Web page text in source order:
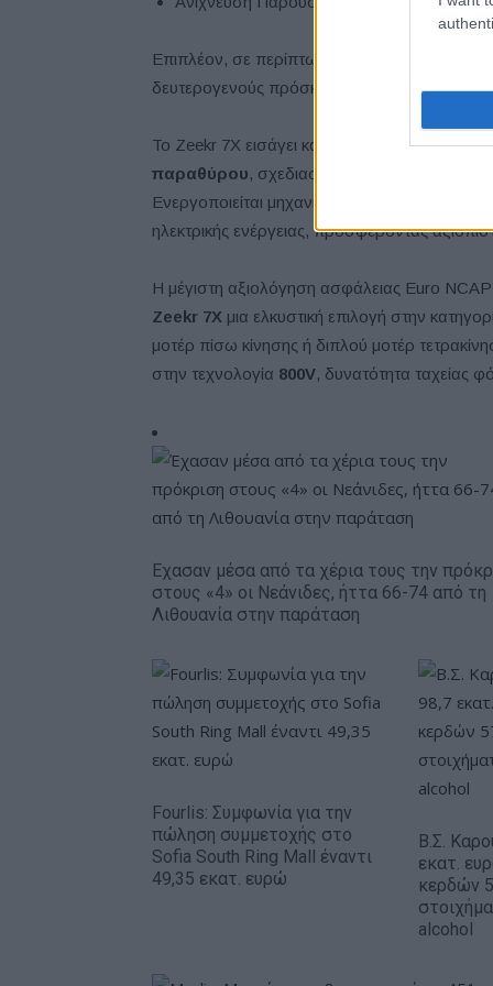
Επιπλέον, σε περίπτωση σύγκρουσης, το
δευτερογενούς πρόσκρουσης.
Το Zeekr 7X εισάγει και ένα μοναδικό
παραθύρου, σχεδιασμένο να διευκολύνει
Ενεργοποιείται μηχανικά, μέσω μοχλού
ηλεκτρικής ενέργειας, προσφέροντας
Η μέγιστη αξιολόγηση ασφάλειας Euro
Zeekr 7X μια ελκυστική επιλογή στην
μοτέρ πίσω κίνησης ή διπλού μοτέρ
στην τεχνολογία 800V, δυνατότητα ταχείας
Έχασαν μέσα από τα χέρια τους την
στους «4» οι Νεάνιδες, ήττα 66-74 από τη
Λιθουανία στην παράταση
Fourlis: Συμφωνία για την
πώληση συμμετοχής στο
Sofia South Ring Mall έναντι
49,35 εκατ. ευρώ
Β.Σ.
εκατ.
κερδών
alcohol